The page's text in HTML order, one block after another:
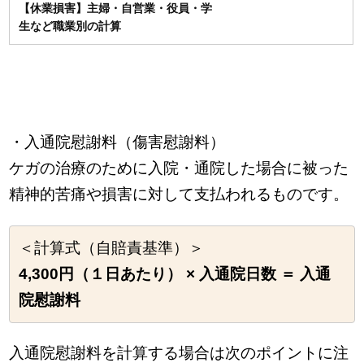
【休業損害】主婦・自営業・役員・学
生など職業別の計算
・入通院慰謝料（傷害慰謝料）
ケガの治療のために入院・通院した場合に被った
精神的苦痛や損害に対して支払われるものです。
＜計算式（自賠責基準）＞
4,300円（１日あたり） × 入通院日数 ＝ 入通
院慰謝料
入通院慰謝料を計算する場合は次のポイントに注